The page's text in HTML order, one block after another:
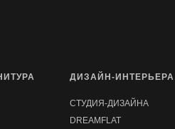
ДИЗАЙН-ИНТЕРЬЕРА
СТУДИЯ-ДИЗАЙНА
DREAMFLAT